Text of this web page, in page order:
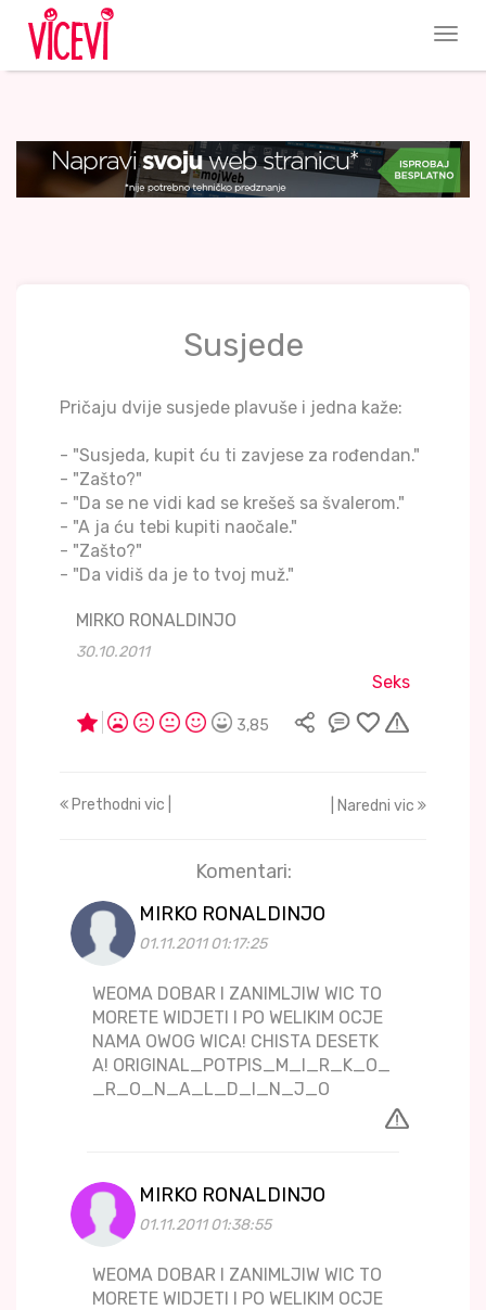
Susjede
Pričaju dvije susjede plavuše i jedna kaže:
- "Susjeda, kupit ću ti zavjese za rođendan."
- "Zašto?"
- "Da se ne vidi kad se krešeš sa švalerom."
- "A ja ću tebi kupiti naočale."
- "Zašto?"
- "Da vidiš da je to tvoj muž."
MIRKO RONALDINJO
30.10.2011
Seks
3,85
Prethodni vic | | Naredni vic
Komentari:
MIRKO RONALDINJO
01.11.2011 01:17:25
WEOMA DOBAR I ZANIMLJIW WIC TO
MORETE WIDJETI I PO WELIKIM OCJE
NAMA OWOG WICA! CHISTA DESETK
A! ORIGINAL_POTPIS_M_I_R_K_O_
_R_O_N_A_L_D_I_N_J_O
MIRKO RONALDINJO
01.11.2011 01:38:55
WEOMA DOBAR I ZANIMLJIW WIC TO
MORETE WIDJETI I PO WELIKIM OCJE